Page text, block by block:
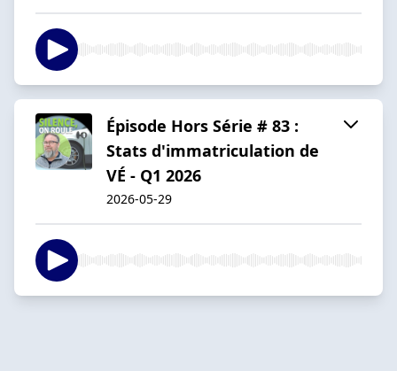
Épisode Hors Série # 83 :
Stats d'immatriculation de
VÉ - Q1 2026
2026-05-29